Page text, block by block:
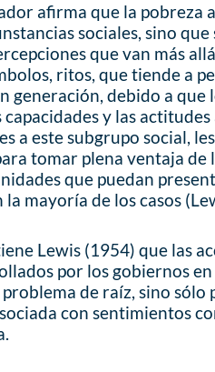
afirma que la pobreza
sociales, sino
que van más
ritos, que tiende a
generación, debido a que
capacidades y las
a este subgrupo social,
tomar plena ventaja de
que puedan
la mayoría de los casos
Lewis (1954) que las
por los gobiernos
de raíz, sino
con sentimientos